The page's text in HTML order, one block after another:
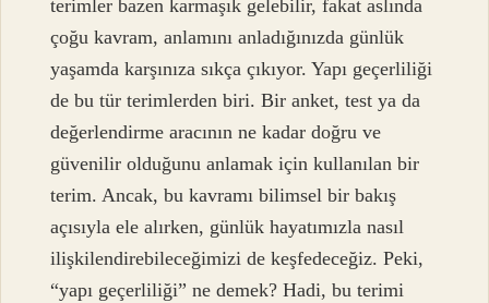
terimler bazen karmaşık gelebilir, fakat aslında
çoğu kavram, anlamını anladığınızda günlük
yaşamda karşınıza sıkça çıkıyor. Yapı geçerliliği
de bu tür terimlerden biri. Bir anket, test ya da
değerlendirme aracının ne kadar doğru ve
güvenilir olduğunu anlamak için kullanılan bir
terim. Ancak, bu kavramı bilimsel bir bakış
açısıyla ele alırken, günlük hayatımızla nasıl
ilişkilendirebileceğimizi de keşfedeceğiz. Peki,
“yapı geçerliliği” ne demek? Hadi, bu terimi